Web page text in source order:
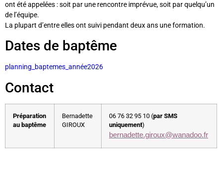
ont été appelées : soit par une rencontre imprévue, soit par quelqu’un
de l’équipe.
La plupart d’entre elles ont suivi pendant deux ans une formation.
Dates de baptême
planning_baptemes_année2026
Contact
Préparation
au baptême
Bernadette
GIROUX
06 76 32 95 10 (par SMS
uniquement)
bernadette.giroux@wanadoo.fr